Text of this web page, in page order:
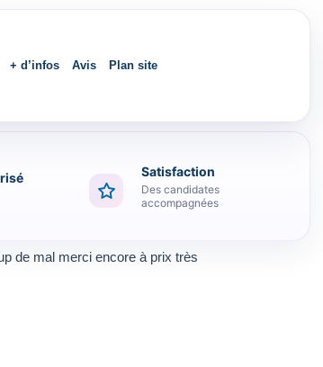
+ d’infos Avis Plan site
Satisfaction
Des candidates
accompagnées
de mal merci encore à prix très